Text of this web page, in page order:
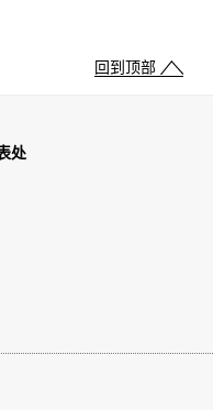
回到顶部
处